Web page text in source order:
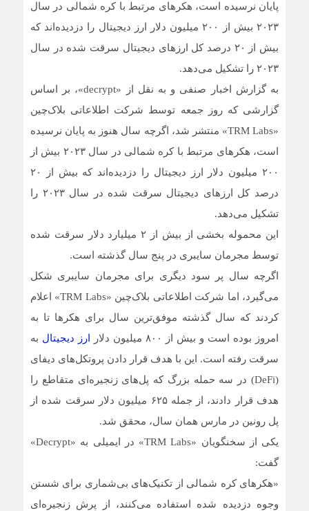
پایان نرسیده است، هکرهای مرتبط با کره شمالی در سال
۲۰۲۳ بیش از ۲۰۰ میلیون دلار ارز دیجیتال را دزدیده‌اند که
بیش از ۲۰ درصد کل ارزهای دیجیتال سرقت شده در سال
۲۰۲۳ را تشکیل می‌دهد.
به گزارش اخبار صنفی و به نقل از «decrypt»، بر اساس
گزارشی که روز جمعه توسط شرکت اطلاعاتی بلاک‌چین
«TRM Labs» منتشر شد، اگرچه سال هنوز به پایان نرسیده
است، هکرهای مرتبط با کره شمالی در سال ۲۰۲۳ بیش از
۲۰۰ میلیون دلار ارز دیجیتال را دزدیده‌اند که بیش از ۲۰
درصد کل ارزهای دیجیتال سرقت شده در سال ۲۰۲۳ را
تشکیل می‌دهد.
این محموله بخشی از بیش از ۲ میلیارد دلار سرقت شده
توسط مجرمان سایبری در پنج سال گذشته است.
اگرچه سال پر سود دیگری برای مجرمان سایبری شکل
می‌گیرد، اما شرکت اطلاعاتی بلاک‌چین «TRM Labs» اعلام
کردند که سال گذشته موفق‌ترین سال برای هکرها تا به
امروز بوده است و بیش از ۸۰۰ میلیون دلار
ارز دیجیتال به
سرقت رفته است. این با هدف قرار دادن پروتکل‌های دیفای
(DeFi) در سه حمله بزرگ که پل‌های زنجیره‌ای متقاطع را
هدف قرار دادند، از جمله ۶۲۵ میلیون دلار سرقت شده از
پل رونین در مارس همان سال، محقق شد.
یکی از سخنگویان «TRM Labs» در ایمیلی به «Decrypt»
گفت:
«هکرهای کره شمالی از تکنیک‌های بی‌شماری برای شستن
وجوه دزدیده شده استفاده می‌کنند، از پرش زنجیره‌ای